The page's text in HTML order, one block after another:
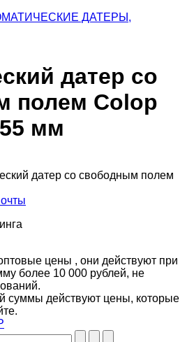
ДАТЕРЫ,
датер со
полем Colop
мм
датер со свободным полем
цены , они действуют при
более 10 000 рублей, не
суммы действуют цены, которые